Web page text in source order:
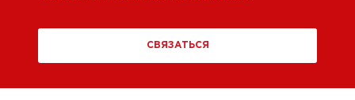
СВЯЗАТЬСЯ